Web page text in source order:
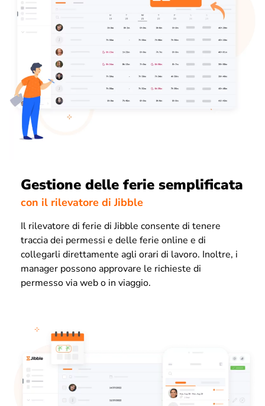
Gestione delle ferie semplificata
con il rilevatore di Jibble
Il rilevatore di ferie di Jibble consente di tenere
traccia dei permessi e delle ferie online e di
collegarli direttamente agli orari di lavoro. Inoltre, i
manager possono approvare le richieste di
permesso via web o in viaggio.